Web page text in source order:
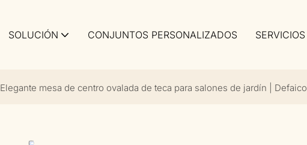
SOLUCIÓN CONJUNTOS PERSONALIZADOS SERVICIOS
Elegante mesa de centro ovalada de teca para salones de jardín | Defaico